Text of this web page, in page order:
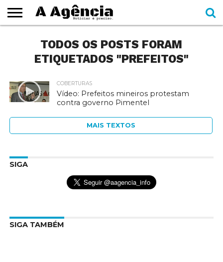
CADERNOS
SEÇÕES
ESPECIAIS
COMO
AJUDAR
CONTATOTODOS OS POSTS FORAM
ETIQUETADOS "PREFEITOS"
COBERTURAS
Vídeo: Prefeitos mineiros protestam
contra governo Pimentel
MAIS TEXTOS
SIGA
SIGA TAMBÉM